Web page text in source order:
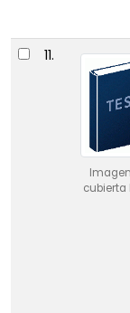
11.
cubierta